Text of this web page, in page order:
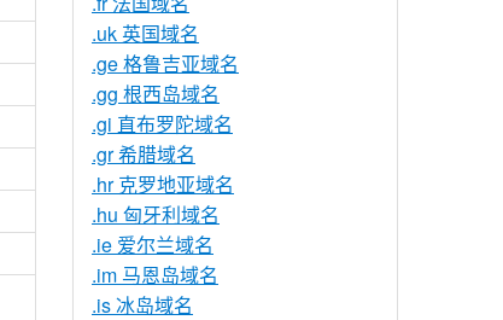
.uk 英国域名
.ge 格鲁吉亚域名
.gg 根西岛域名
.gi 直布罗陀域名
.gr 希腊域名
.hr 克罗地亚域名
.hu 匈牙利域名
.ie 爱尔兰域名
.im 马恩岛域名
.is 冰岛域名